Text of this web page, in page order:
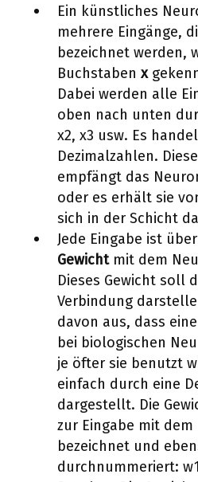
Ein künstliches
mehrere Eingänge,
bezeichnet werden,
Buchstaben x
Dabei werden alle
oben nach unten
x2, x3 usw. Es
Dezimalzahlen.
empfängt das
oder es erhält sie
sich in der Schicht
Jede Eingabe ist
Gewichtmit dem
Dieses Gewicht soll
Verbindung
davon aus, dass
bei biologischen
je öfter sie benutzt
einfach durch eine
dargestellt. Die
zur Eingabe mit
bezeichnet und
durchnummeriert: